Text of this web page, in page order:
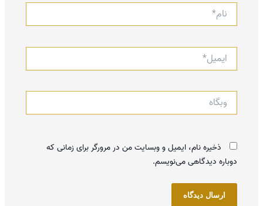
نام*
ایمیل*
وبگاه
ذخیره نام، ایمیل و وبسایت من در مرورگر برای زمانی که
دوباره دیدگاهی می‌نویسم.